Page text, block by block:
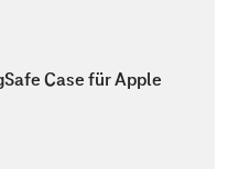
Case für Apple